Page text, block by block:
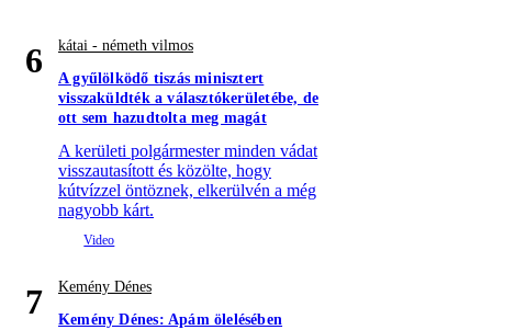
6
kátai - németh vilmos
A gyűlölködő tiszás minisztert
visszaküldték a választókerületébe, de
ott sem hazudtolta meg magát
A kerületi polgármester minden vádat
visszautasított és közölte, hogy
kútvízzel öntöznek, elkerülvén a még
nagyobb kárt.
7
Kemény Dénes
Kemény Dénes: Apám ölelésében